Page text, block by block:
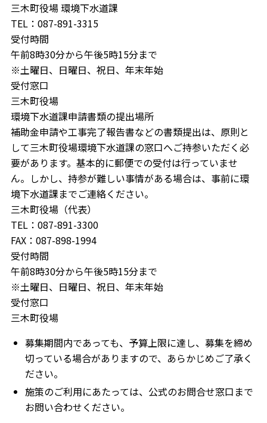
三木町役場 環境下水道課
TEL：087-891-3315
受付時間
午前8時30分から午後5時15分まで
※土曜日、日曜日、祝日、年末年始
受付窓口
三木町役場
環境下水道課申請書類の提出場所
補助金申請や工事完了報告書などの書類提出は、原則と
して三木町役場環境下水道課の窓口へご持参いただく必
要があります。基本的に郵便での受付は行っていませ
ん。しかし、持参が難しい事情がある場合は、事前に環
境下水道課までご連絡ください。
三木町役場（代表）
TEL：087-891-3300
FAX：087-898-1994
受付時間
午前8時30分から午後5時15分まで
※土曜日、日曜日、祝日、年末年始
受付窓口
三木町役場
募集期間内であっても、予算上限に達し、募集を締め
切っている場合がありますので、あらかじめご了承く
ださい。
施策のご利用にあたっては、公式のお問合せ窓口まで
お問い合わせください。